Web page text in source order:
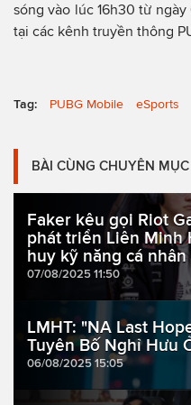
sóng vào lúc 16h30 từ
tại các kênh truyền thông
Tag: PUBG Mobile eSports
BÀI CÙNG CHUYÊN MỤC
Faker kêu gọi Riot
phát triển Liên Minh
huy kỹ năng cá nhân
07/08/2025 11:50
LMHT: "NA Last
Tuyên Bố Nghỉ Hưu
06/08/2025 15:05